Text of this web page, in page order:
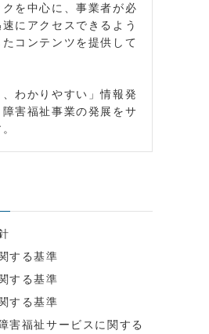
を中心に、事業者が必
にアクセスできるよう
コンテンツを提供して
、わかりやすい」情報発
害福祉事業の発展をサ
する基準
する基準
する基準
害福祉サービスに関する